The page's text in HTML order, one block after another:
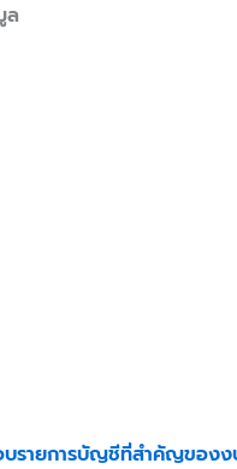
ล
บรายการบัญชีที่สำคัญของ